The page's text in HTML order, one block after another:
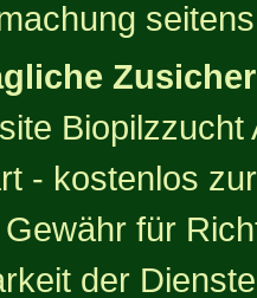
- kostenlos
für
der